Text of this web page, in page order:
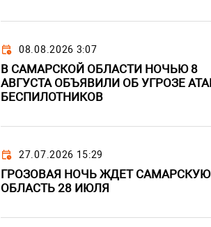
08.08.2026 3:07
В САМАРСКОЙ ОБЛАСТИ НОЧЬЮ 8
АВГУСТА ОБЪЯВИЛИ ОБ УГРОЗЕ
БЕСПИЛОТНИКОВ
27.07.2026 15:29
ГРОЗОВАЯ НОЧЬ ЖДЕТ САМАРСКУЮ
ОБЛАСТЬ 28 ИЮЛЯ